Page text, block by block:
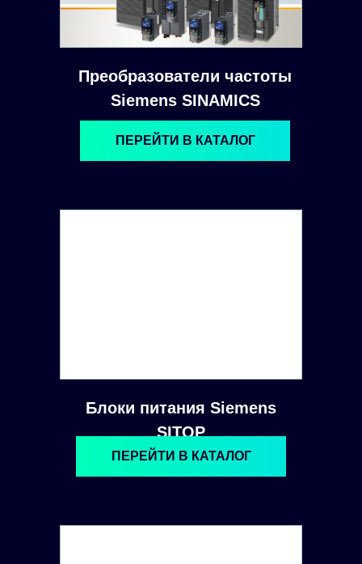
Преобразователи частоты
Siemens SINAMICS
Блоки питания Siemens
SITOP
ПЕРЕЙТИ В КАТАЛОГ
ПЕРЕЙТИ В КАТАЛОГ